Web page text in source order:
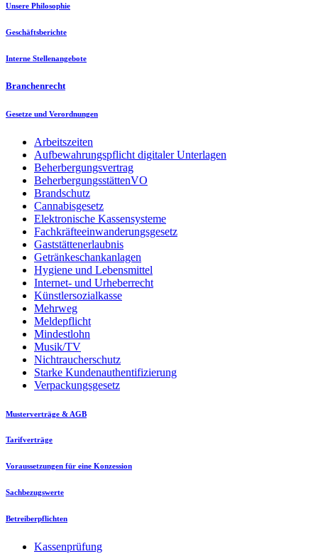
Unsere Philosophie
Geschäftsberichte
Interne Stellenangebote
Branchenrecht
Gesetze und Verordnungen
Arbeitszeiten
Aufbewahrungspflicht digitaler Unterlagen
Beherbergungsvertrag
BeherbergungsstättenVO
Brandschutz
Cannabisgesetz
Elektronische Kassensysteme
Fachkräfteeinwanderungsgesetz
Gaststättenerlaubnis
Getränkeschankanlagen
Hygiene und Lebensmittel
Internet- und Urheberrecht
Künstlersozialkasse
Mehrweg
Meldepflicht
Mindestlohn
Musik/TV
Nichtraucherschutz
Starke Kundenauthentifizierung
Verpackungsgesetz
Musterverträge & AGB
Tarifverträge
Voraussetzungen für eine Konzession
Sachbezugswerte
Betreiberpflichten
Kassenprüfung